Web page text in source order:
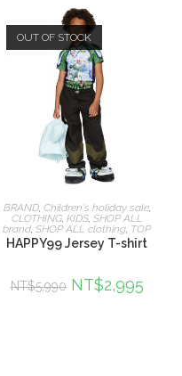
OUT OF STOCK
選擇規格
BRAND, Children's holiday sale,
CLOTHING, KIDS, SHOP ALL
brand,SHOP ALL clothing, TOP
HAPPY99 Jersey T-shirt
NT$5,990 NT$2,995